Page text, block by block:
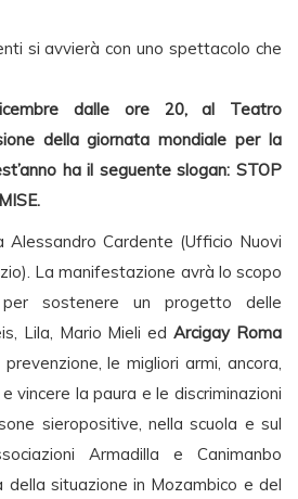
si avvierà con uno spettacolo che
dalle ore 20, al Teatro
della giornata mondiale per la
ha il seguente slogan: STOP
Alessandro Cardente (Ufficio Nuovi
La manifestazione avrà lo scopo
sostenere un progetto delle
Lila, Mario Mieli edArcigay Roma
le migliori armi, ancora,
vincere la paura e le discriminazioni
sieropositive, nella scuola e sul
Armadilla e Canimanbo
della situazione in Mozambico e del